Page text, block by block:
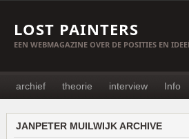
LOST PAINTERS
EEN WEBMAGAZINE OVER DE POSITIES EN
archief theorie interview Info
JANPETER MUILWIJK ARCHIVE